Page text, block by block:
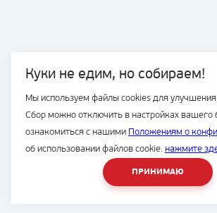
Куки не едим, но собираем!
Мы используем файлы cookies для улучшения
Сбор можно отключить в настройках вашего
ознакомиться с нашими Положениям о
об использовании файлов cookie. нажмите
ПРИНИМАЮ